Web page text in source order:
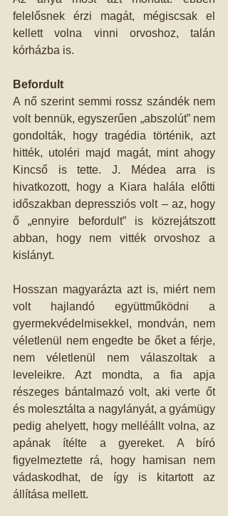
felelősnek érzi magát, mégiscsak el
kellett volna vinni orvoshoz, talán
kórházba is.
Befordult
A nő szerint semmi rossz szándék nem
volt bennük, egyszerűen „abszolút” nem
gondolták, hogy tragédia történik, azt
hitték, utoléri majd magát, mint ahogy
Kincső is tette. J. Médea arra is
hivatkozott, hogy a Kiara halála előtti
időszakban depressziós volt – az, hogy
ő „ennyire befordult” is közrejátszott
abban, hogy nem vitték orvoshoz a
kislányt.
Hosszan magyarázta azt is, miért nem
volt hajlandó együttműködni a
gyermekvédelmisekkel, mondván, nem
véletlenül nem engedte be őket a férje,
nem véletlenül nem válaszoltak a
leveleikre. Azt mondta, a fia apja
részeges bántalmazó volt, aki verte őt
és molesztálta a nagylányát, a gyámügy
pedig ahelyett, hogy melléállt volna, az
apának ítélte a gyereket. A bíró
figyelmeztette rá, hogy hamisan nem
vádaskodhat, de így is kitartott az
állítása mellett.